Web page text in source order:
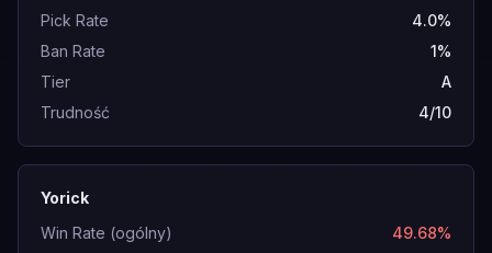
Pick Rate
4.0%
Ban Rate
1%
Tier
A
Trudność
4/10
Yorick
Win Rate (ogólny)
49.68%